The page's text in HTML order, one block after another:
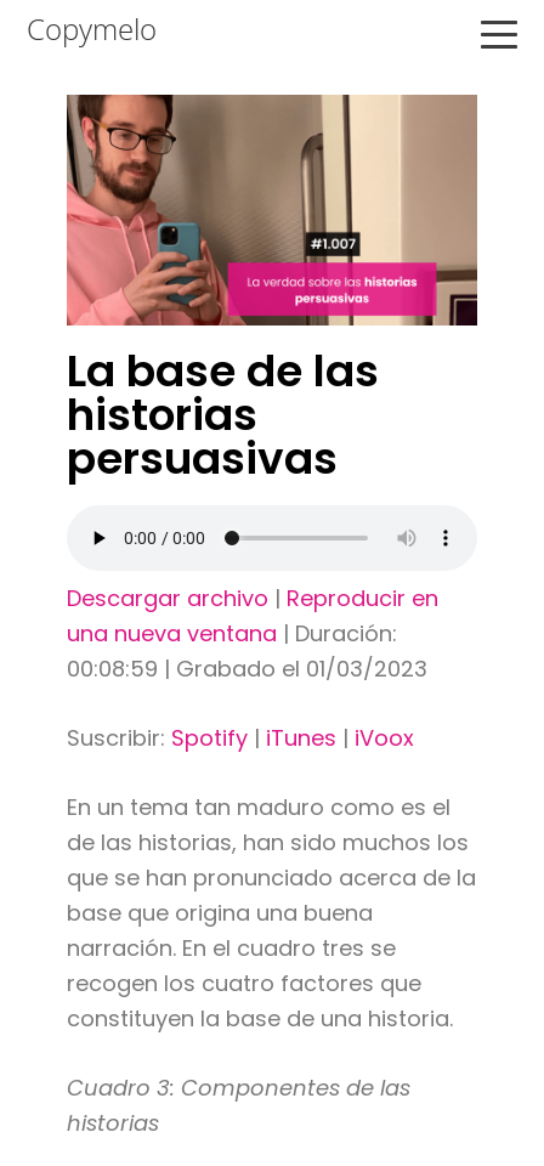
Saltar
navegación
principal
Saltar
contenido
principal
Saltar
principal
Copymelo
La base de las
historias
persuasivas
Descargar archivo | Reproducir en
una nueva ventana | Duración:
00:08:59 | Grabado el 01/03/2023
Suscribir: Spotify| iTunes | iVoox
En un tema tan maduro como es el
de las historias, han sido muchos los
que se han pronunciado acerca de la
base que origina una buena
narración. En el cuadro tres se
recogen los cuatro factores que
constituyen la base de una historia.
Cuadro 3: Componentes de las
historias